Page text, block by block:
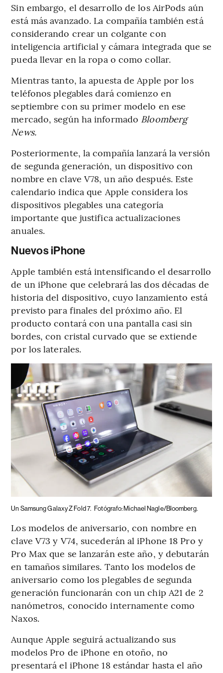
Sin embargo, el desarrollo de los AirPods aún
está más avanzado. La compañía también está
considerando crear un colgante con
inteligencia artificial y cámara integrada que se
pueda llevar en la ropa o como collar.
Mientras tanto, la apuesta de Apple por los
teléfonos plegables dará comienzo en
septiembre con su primer modelo en ese
mercado, según ha informado Bloomberg
News.
Posteriormente, la compañía lanzará la versión
de segunda generación, un dispositivo con
nombre en clave V78, un año después. Este
calendario indica que Apple considera los
dispositivos plegables una categoría
importante que justifica actualizaciones
anuales.
Nuevos iPhone
Apple también está intensificando el desarrollo
de un iPhone que celebrará las dos décadas de
historia del dispositivo, cuyo lanzamiento está
previsto para finales del próximo año. El
producto contará con una pantalla casi sin
bordes, con cristal curvado que se extiende
por los laterales.
Un Samsung Galaxy Z Fold 7. Fotógrafo: Michael Nagle/Bloomberg.
Los modelos de aniversario, con nombre en
clave V73 y V74, sucederán al iPhone 18 Pro y
Pro Max que se lanzarán este año, y debutarán
en tamaños similares. Tanto los modelos de
aniversario como los plegables de segunda
generación funcionarán con un chip A21 de 2
nanómetros, conocido internamente como
Naxos.
Aunque Apple seguirá actualizando sus
modelos Pro de iPhone en otoño, no
presentará el iPhone 18 estándar hasta el año